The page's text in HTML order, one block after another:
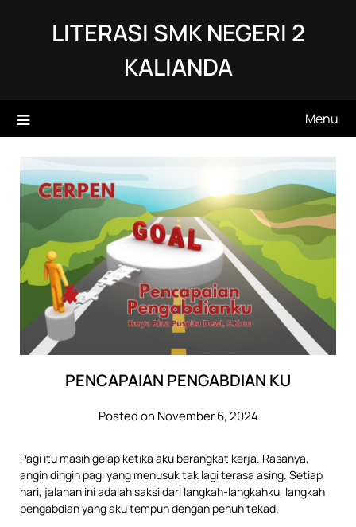
LITERASI SMK NEGERI 2
KALIANDA
Menu
PENCAPAIAN PENGABDIAN KU
Posted on November 6, 2024
Pagi itu masih gelap ketika aku berangkat kerja. Rasanya,
angin dingin pagi yang menusuk tak lagi terasa asing. Setiap
hari, jalanan ini adalah saksi dari langkah-langkahku, langkah
pengabdian yang aku tempuh dengan penuh tekad.